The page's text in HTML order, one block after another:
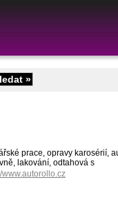
prace, opravy karosérií,
lakování, odtahová s
www.autorollo.cz